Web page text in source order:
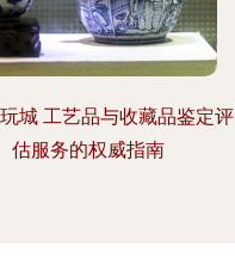
城 工艺品与收藏品鉴定评
估服务的权威指南